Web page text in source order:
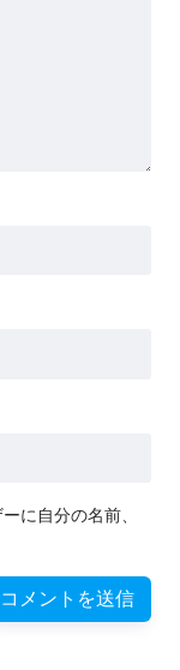
に自分の名前、